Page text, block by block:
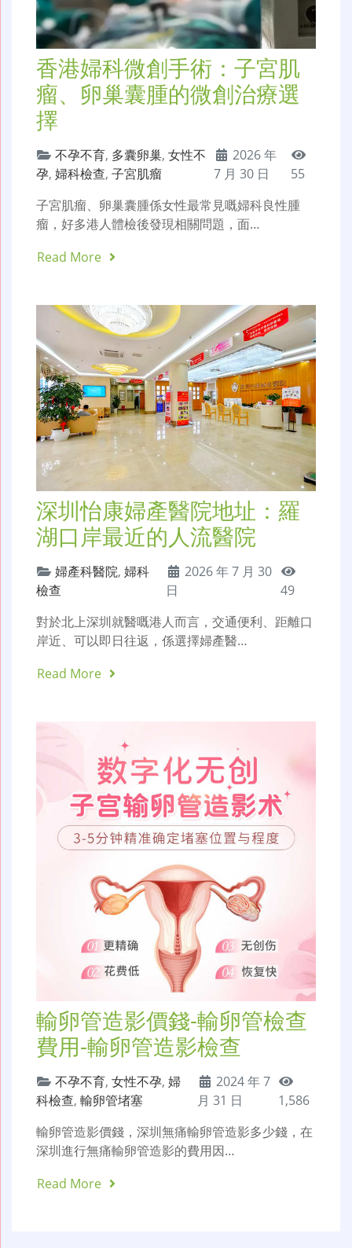
香港婦科微創手術：子宮肌
瘤、卵巢囊腫的微創治療選
擇
不孕不育, 多囊卵巢, 女性不
孕, 婦科檢查, 子宮肌瘤
2026 年
7 月 30 日
55
子宮肌瘤、卵巢囊腫係女性最常見嘅婦科良性腫
瘤，好多港人體檢後發現相關問題，面…
Read More
深圳怡康婦產醫院地址：羅
湖口岸最近的人流醫院
婦產科醫院, 婦科
檢查
2026 年 7 月 30
日
49
對於北上深圳就醫嘅港人而言，交通便利、距離口
岸近、可以即日往返，係選擇婦產醫…
Read More
輸卵管造影價錢-輸卵管檢查
費用-輸卵管造影檢查
不孕不育, 女性不孕, 婦
科檢查, 輸卵管堵塞
2024 年 7
月 31 日
1,586
輸卵管造影價錢，深圳無痛輸卵管造影多少錢，在
深圳進行無痛輸卵管造影的費用因…
Read More